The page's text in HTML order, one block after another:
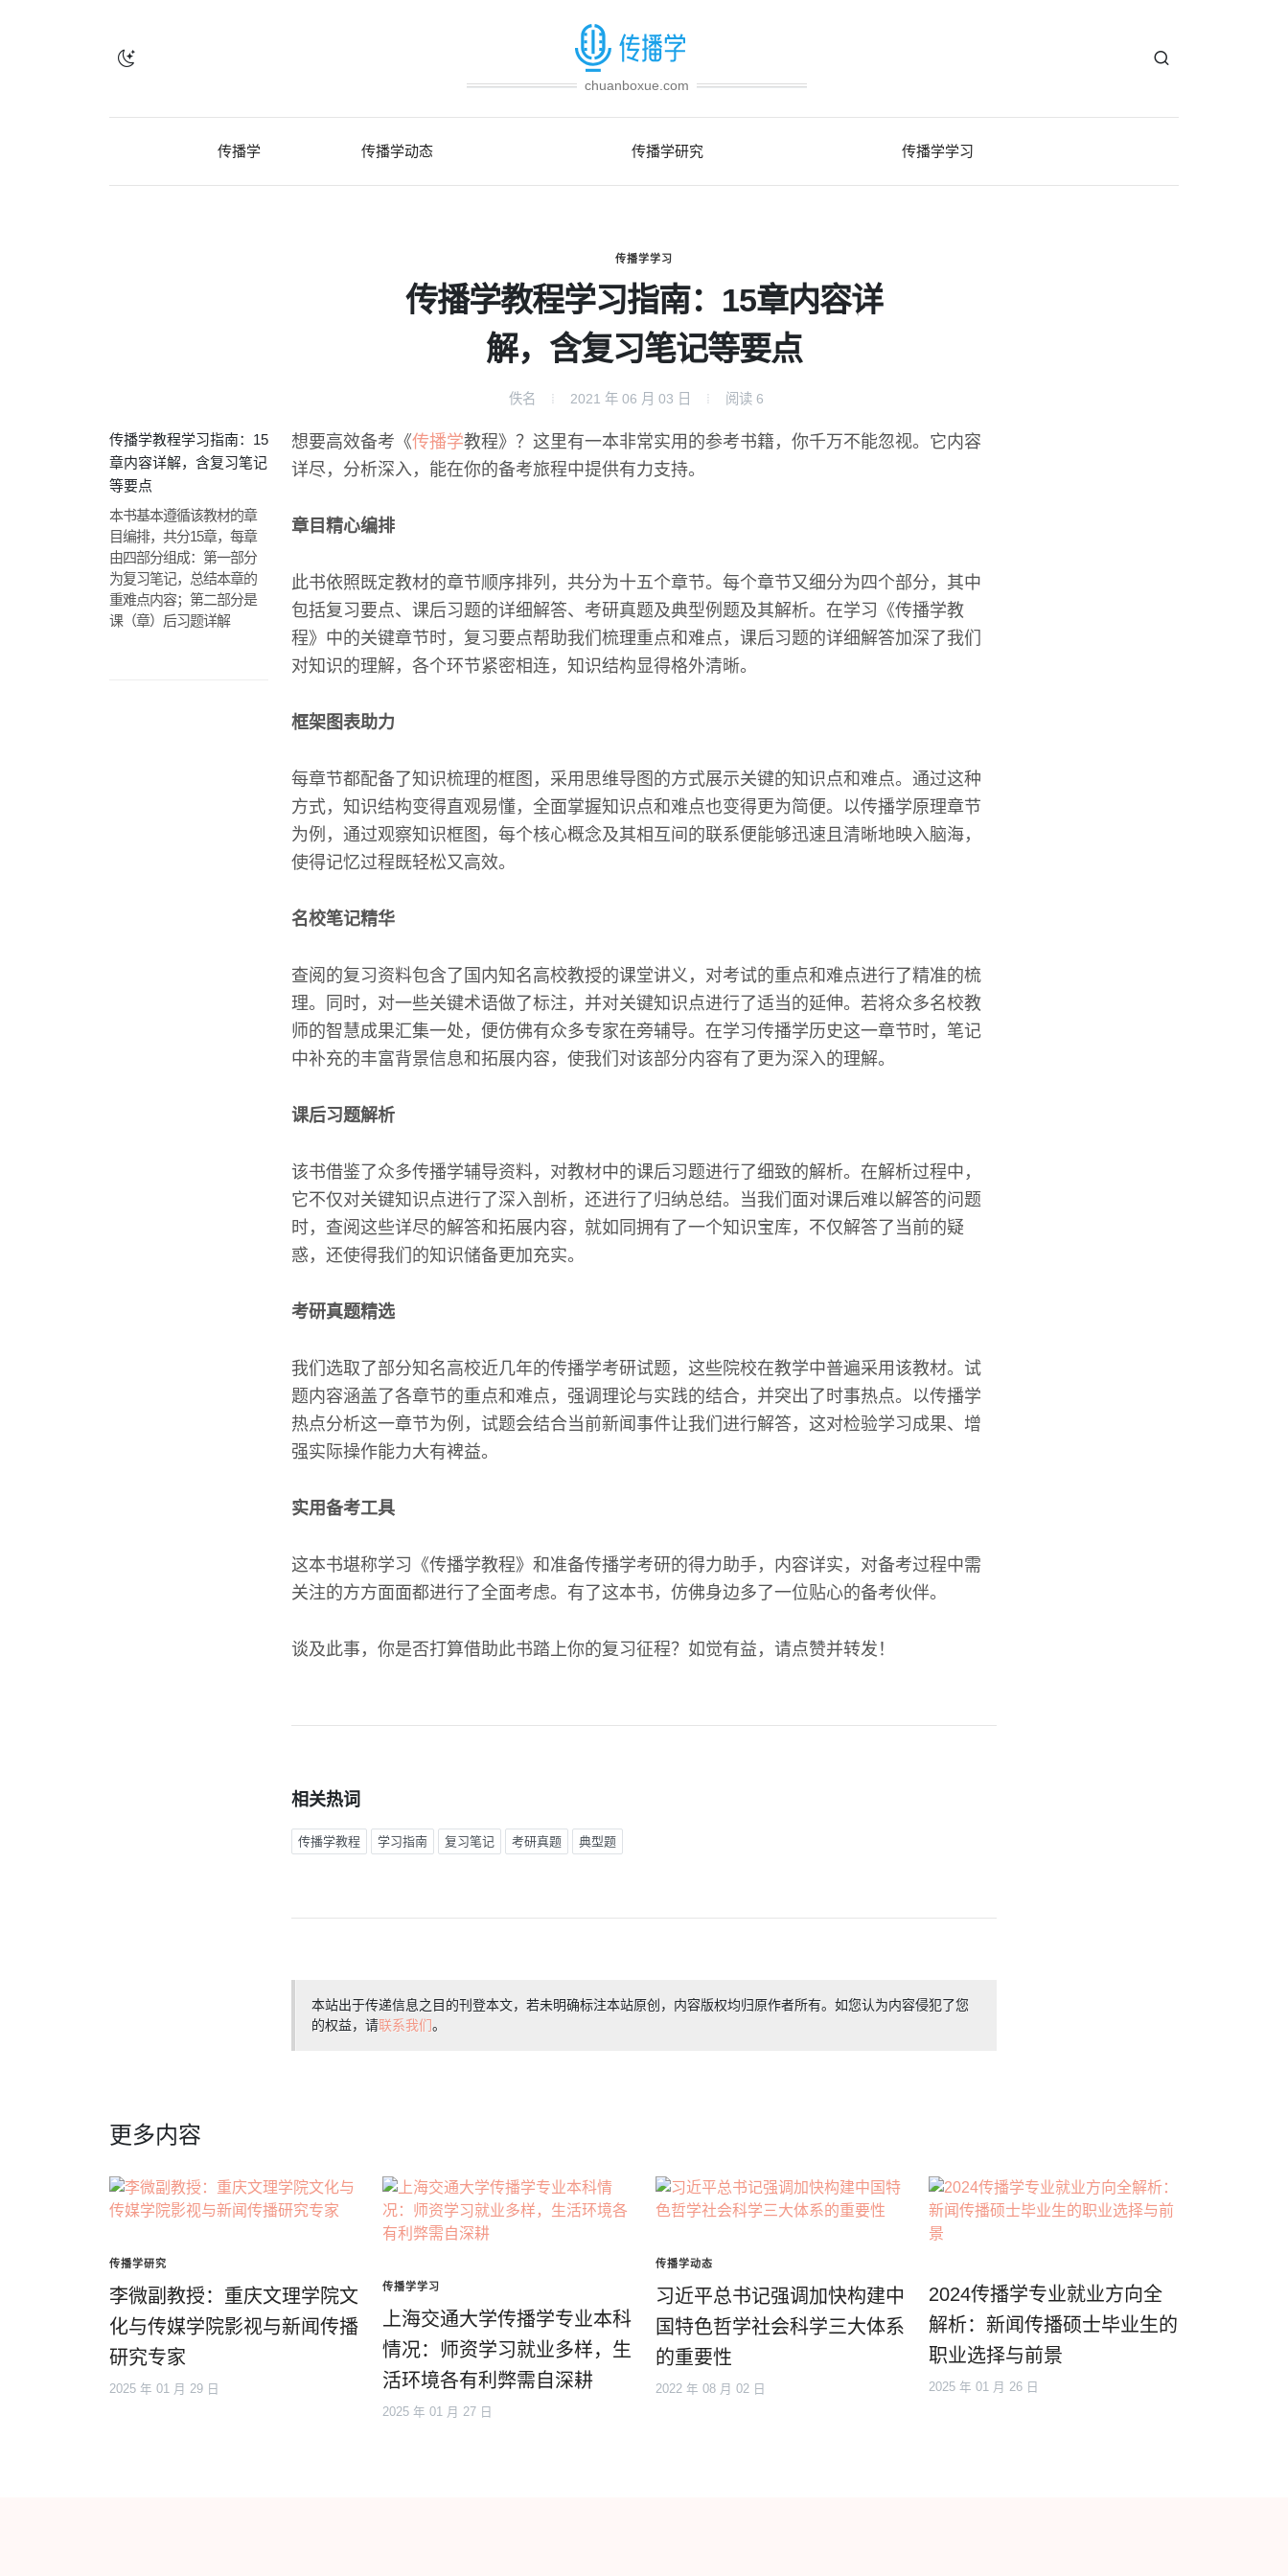
chuanboxue.com
传播学 传播学动态 传播学研究 传播学学习
传播学学习
传播学教程学习指南：15章内容详
解，含复习笔记等要点
佚名 2021 年 06 月 03 日 阅读 6
传播学教程学习指南：15
章内容详解，含复习笔记
等要点
本书基本遵循该教材的章
目编排，共分15章，每章
由四部分组成：第一部分
为复习笔记，总结本章的
重难点内容；第二部分是
课（章）后习题详解
想要高效备考《传播学教程》？这里有一本非常实用的参考书籍，你千万不能忽视。它内容
详尽，分析深入，能在你的备考旅程中提供有力支持。
章目精心编排
此书依照既定教材的章节顺序排列，共分为十五个章节。每个章节又细分为四个部分，其中
包括复习要点、课后习题的详细解答、考研真题及典型例题及其解析。在学习《传播学教
程》中的关键章节时，复习要点帮助我们梳理重点和难点，课后习题的详细解答加深了我们
对知识的理解，各个环节紧密相连，知识结构显得格外清晰。
框架图表助力
每章节都配备了知识梳理的框图，采用思维导图的方式展示关键的知识点和难点。通过这种
方式，知识结构变得直观易懂，全面掌握知识点和难点也变得更为简便。以传播学原理章节
为例，通过观察知识框图，每个核心概念及其相互间的联系便能够迅速且清晰地映入脑海，
使得记忆过程既轻松又高效。
名校笔记精华
查阅的复习资料包含了国内知名高校教授的课堂讲义，对考试的重点和难点进行了精准的梳
理。同时，对一些关键术语做了标注，并对关键知识点进行了适当的延伸。若将众多名校教
师的智慧成果汇集一处，便仿佛有众多专家在旁辅导。在学习传播学历史这一章节时，笔记
中补充的丰富背景信息和拓展内容，使我们对该部分内容有了更为深入的理解。
课后习题解析
该书借鉴了众多传播学辅导资料，对教材中的课后习题进行了细致的解析。在解析过程中，
它不仅对关键知识点进行了深入剖析，还进行了归纳总结。当我们面对课后难以解答的问题
时，查阅这些详尽的解答和拓展内容，就如同拥有了一个知识宝库，不仅解答了当前的疑
惑，还使得我们的知识储备更加充实。
考研真题精选
我们选取了部分知名高校近几年的传播学考研试题，这些院校在教学中普遍采用该教材。试
题内容涵盖了各章节的重点和难点，强调理论与实践的结合，并突出了时事热点。以传播学
热点分析这一章节为例，试题会结合当前新闻事件让我们进行解答，这对检验学习成果、增
强实际操作能力大有裨益。
实用备考工具
这本书堪称学习《传播学教程》和准备传播学考研的得力助手，内容详实，对备考过程中需
关注的方方面面都进行了全面考虑。有了这本书，仿佛身边多了一位贴心的备考伙伴。
谈及此事，你是否打算借助此书踏上你的复习征程？如觉有益，请点赞并转发！
相关热词
传播学教程 学习指南 复习笔记 考研真题 典型题
本站出于传递信息之目的刊登本文，若未明确标注本站原创，内容版权均归原作者所有。如您认为内容侵犯了您
的权益，请联系我们。
更多内容
传播学研究
李微副教授：重庆文理学院文
化与传媒学院影视与新闻传播
研究专家
2025 年 01 月 29 日
传播学学习
上海交通大学传播学专业本科
情况：师资学习就业多样，生
活环境各有利弊需自深耕
2025 年 01 月 27 日
传播学动态
习近平总书记强调加快构建中
国特色哲学社会科学三大体系
的重要性
2022 年 08 月 02 日
2024传播学专业就业方向全
解析：新闻传播硕士毕业生的
职业选择与前景
2025 年 01 月 26 日